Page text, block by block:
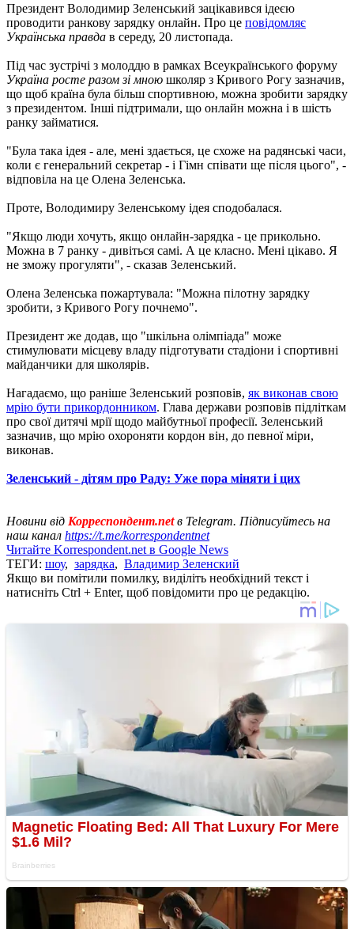
Президент Володимир Зеленський зацікавився ідеєю
проводити ранкову зарядку онлайн. Про це повідомляє
Українська правда в середу, 20 листопада.
Під час зустрічі з молоддю в рамках Всеукраїнського форуму
Україна росте разом зі мною школяр з Кривого Рогу зазначив,
що щоб країна була більш спортивною, можна зробити зарядку
з президентом. Інші підтримали, що онлайн можна і в шість
ранку займатися.
"Була така ідея - але, мені здається, це схоже на радянські часи,
коли є генеральний секретар - і Гімн співати ще після цього", -
відповіла на це Олена Зеленська.
Проте, Володимиру Зеленському ідея сподобалася.
"Якщо люди хочуть, якщо онлайн-зарядка - це прикольно.
Можна в 7 ранку - дивіться самі. А це класно. Мені цікаво. Я
не зможу прогуляти", - сказав Зеленський.
Олена Зеленська пожартувала: "Можна пілотну зарядку
зробити, з Кривого Рогу почнемо".
Президент же додав, що "шкільна олімпіада" може
стимулювати місцеву владу підготувати стадіони і спортивні
майданчики для школярів.
Нагадаємо, що раніше Зеленський розповів, як виконав свою
мрію бути прикордонником. Глава держави розповів підліткам
про свої дитячі мрії щодо майбутньої професії. Зеленський
зазначив, що мрію охороняти кордон він, до певної міри,
виконав.
Зеленський - дітям про Раду: Уже пора міняти і цих
Новини від Корреспондент.netв Telegram. Підписуйтесь на
наш канал https://t.me/korrespondentnet
Читайте Korrespondent.net в Google News
ТЕГИ: шоу, зарядка, Владимир Зеленский
Якщо ви помітили помилку, виділіть необхідний текст і
натисніть Ctrl + Enter, щоб повідомити про це редакцію.